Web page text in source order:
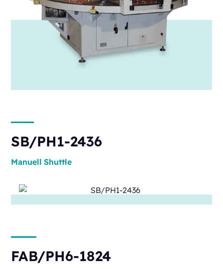
SB/PH1-2436
Manuell Shuttle
FAB/PH6-1824